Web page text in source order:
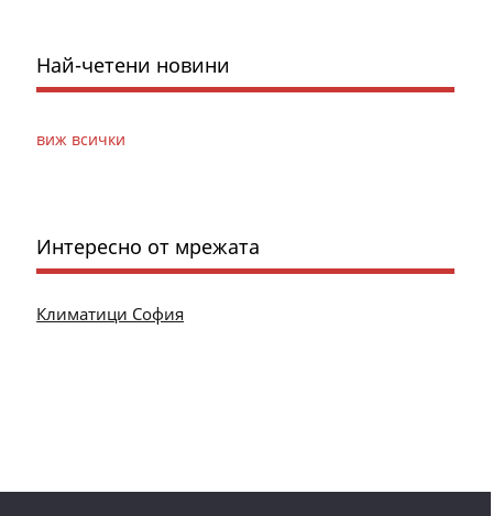
Най-четени новини
виж всички
Интересно от мрежата
Климатици София